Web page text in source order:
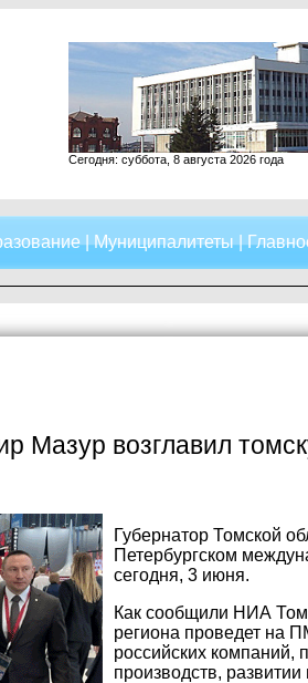
Сегодня: суббота, 8 августа 2026 года
|Муниципалитеты|
Мазур возглавил
Губернатор Томской
Петербургском
сегодня, 3 июня.
Как сообщили НИА
региона проведет на
российских компаний,
производств,